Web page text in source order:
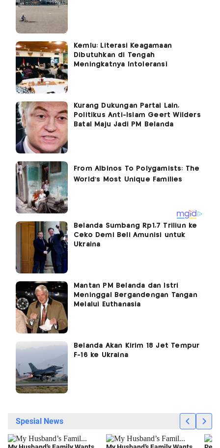
Kemlu: Literasi Keagamaan
Dibutuhkan di Tengah
Meningkatnya Intoleransi
Kurang Dukungan Partai Lain,
Politikus Anti-Islam Geert Wilders
Batal Maju Jadi PM Belanda
Belanda Sumbang Rp1,7 Triliun ke
Ceko Demi Beli Amunisi untuk
Ukraina
Mantan PM Belanda dan Istri
Meninggal Bergandengan Tangan
Melalui Euthanasia
Belanda Akan Kirim 18 Jet Tempur
F-16 ke Ukraina